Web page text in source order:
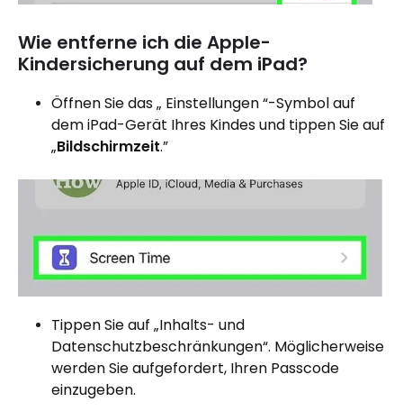
Wie entferne ich die Apple-
Kindersicherung auf dem iPad?
Öffnen Sie das „ Einstellungen “-Symbol auf
dem iPad-Gerät Ihres Kindes und tippen Sie auf
„Bildschirmzeit.”
Tippen Sie auf „Inhalts- und
Datenschutzbeschränkungen“. Möglicherweise
werden Sie aufgefordert, Ihren Passcode
einzugeben.